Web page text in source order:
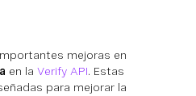
mejoras en
en la Verify API. Estas
para mejorar la